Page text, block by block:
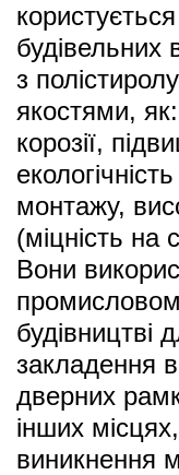
будівельних
з
якостями, як:
корозії,
монтажу,
(міцність на
Вони
будівництві
закладення
дверних
інших
виникнення